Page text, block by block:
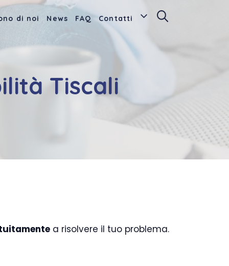
di noi News FAQ Contatti
Tiscali
a risolvere il tuo problema.